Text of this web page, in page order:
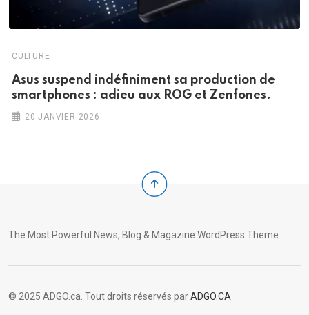
CULTURE
Asus suspend indéfiniment sa production de
smartphones : adieu aux ROG et Zenfones.
20 JANVIER 2026
The Most Powerful News, Blog & Magazine WordPress Theme
© 2025 ADGO.ca. Tout droits réservés parADGO.CA